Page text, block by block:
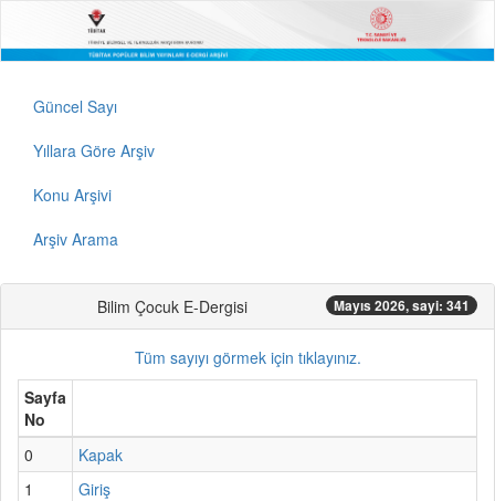
Güncel Sayı
Yıllara Göre Arşiv
Konu Arşivi
Arşiv Arama
Bilim Çocuk E-Dergisi Mayıs 2026, sayi: 341
Tüm sayıyı görmek için tıklayınız.
Sayfa
No
0
Kapak
1
Giriş